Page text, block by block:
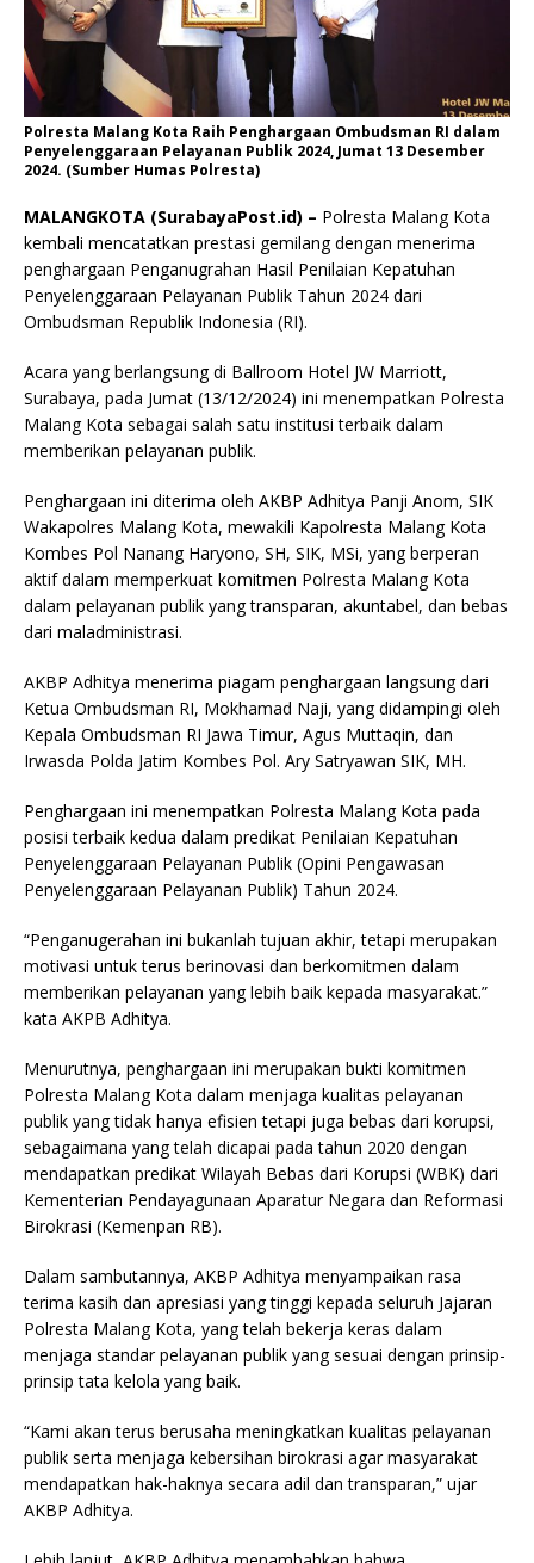
Polresta Malang Kota Raih Penghargaan Ombudsman RI dalam
Penyelenggaraan Pelayanan Publik 2024, Jumat 13 Desember
2024. (Sumber Humas Polresta)
MALANGKOTA (SurabayaPost.id) – Polresta Malang Kota
kembali mencatatkan prestasi gemilang dengan menerima
penghargaan Penganugrahan Hasil Penilaian Kepatuhan
Penyelenggaraan Pelayanan Publik Tahun 2024 dari
Ombudsman Republik Indonesia (RI).
Acara yang berlangsung di Ballroom Hotel JW Marriott,
Surabaya, pada Jumat (13/12/2024) ini menempatkan Polresta
Malang Kota sebagai salah satu institusi terbaik dalam
memberikan pelayanan publik.
Penghargaan ini diterima oleh AKBP Adhitya Panji Anom, SIK
Wakapolres Malang Kota, mewakili Kapolresta Malang Kota
Kombes Pol Nanang Haryono, SH, SIK, MSi, yang berperan
aktif dalam memperkuat komitmen Polresta Malang Kota
dalam pelayanan publik yang transparan, akuntabel, dan bebas
dari maladministrasi.
AKBP Adhitya menerima piagam penghargaan langsung dari
Ketua Ombudsman RI, Mokhamad Naji, yang didampingi oleh
Kepala Ombudsman RI Jawa Timur, Agus Muttaqin, dan
Irwasda Polda Jatim Kombes Pol. Ary Satryawan SIK, MH.
Penghargaan ini menempatkan Polresta Malang Kota pada
posisi terbaik kedua dalam predikat Penilaian Kepatuhan
Penyelenggaraan Pelayanan Publik (Opini Pengawasan
Penyelenggaraan Pelayanan Publik) Tahun 2024.
“Penganugerahan ini bukanlah tujuan akhir, tetapi merupakan
motivasi untuk terus berinovasi dan berkomitmen dalam
memberikan pelayanan yang lebih baik kepada masyarakat.”
kata AKPB Adhitya.
Menurutnya, penghargaan ini merupakan bukti komitmen
Polresta Malang Kota dalam menjaga kualitas pelayanan
publik yang tidak hanya efisien tetapi juga bebas dari korupsi,
sebagaimana yang telah dicapai pada tahun 2020 dengan
mendapatkan predikat Wilayah Bebas dari Korupsi (WBK) dari
Kementerian Pendayagunaan Aparatur Negara dan Reformasi
Birokrasi (Kemenpan RB).
Dalam sambutannya, AKBP Adhitya menyampaikan rasa
terima kasih dan apresiasi yang tinggi kepada seluruh Jajaran
Polresta Malang Kota, yang telah bekerja keras dalam
menjaga standar pelayanan publik yang sesuai dengan prinsip-
prinsip tata kelola yang baik.
“Kami akan terus berusaha meningkatkan kualitas pelayanan
publik serta menjaga kebersihan birokrasi agar masyarakat
mendapatkan hak-haknya secara adil dan transparan,” ujar
AKBP Adhitya.